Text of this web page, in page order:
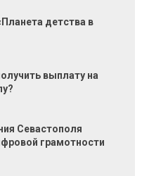
детства в
выплату на
Севастополя
грамотности